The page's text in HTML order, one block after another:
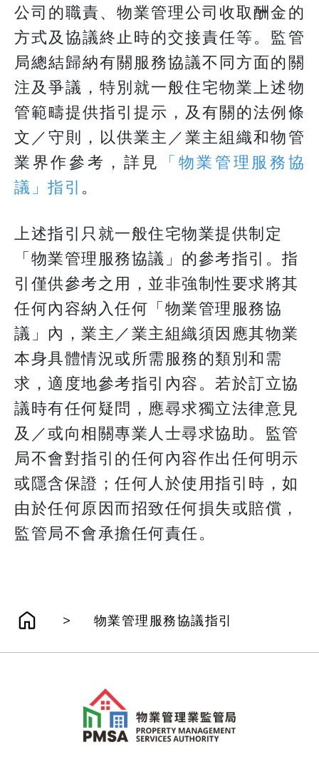
公司的職責、物業管理公司收取酬金的
方式及協議終止時的交接責任等。監管
局總結歸納有關服務協議不同方面的關
注及爭議，特別就一般住宅物業上述物
管範疇提供指引提示，及有關的法例條
文／守則，以供業主／業主組織和物管
業界作參考，詳見 「物業管理服務協
議」指引 。
上述指引只就一般住宅物業提供制定
「物業管理服務協議」的參考指引。指
引僅供參考之用，並非強制性要求將其
任何內容納入任何「物業管理服務協
議」內，業主／業主組織須因應其物業
本身具體情況或所需服務的類別和需
求，適度地參考指引內容。若於訂立協
議時有任何疑問，應尋求獨立法律意見
及／或向相關專業人士尋求協助。監管
局不會對指引的任何內容作出任何明示
或隱含保證；任何人於使用指引時，如
由於任何原因而招致任何損失或賠償，
監管局不會承擔任何責任。
> 物業管理服務協議指引